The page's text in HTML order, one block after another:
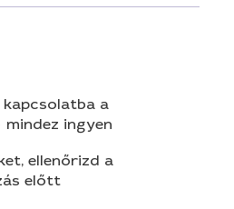
a
ingyen
ellenőrizd a
előtt